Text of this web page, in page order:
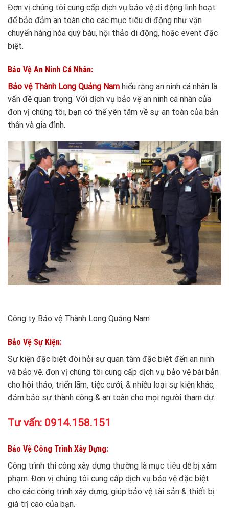
Đơn vị chúng tôi cung cấp dịch vụ bảo vệ di động linh hoạt
để bảo đảm an toàn cho các mục tiêu di động như vận
chuyển hàng hóa quý báu, hội thảo di động, hoặc event đặc
biệt.
Bảo Vệ An Ninh Cá Nhân:
Bảo vệ Thành Long Quảng Nam hiểu rằng an ninh cá nhân là
vấn đề quan trọng. Với dịch vụ bảo vệ an ninh cá nhân của
đơn vị chúng tôi, bạn có thể yên tâm về sự an toàn của bản
thân và gia đình.
Công ty Bảo vệ Thành Long Quảng Nam
Bảo Vệ Sự Kiện:
Sự kiện đặc biệt đòi hỏi sự quan tâm đặc biệt đến an ninh
và bảo vệ. đơn vị chúng tôi cung cấp dịch vụ bảo vệ bài bản
cho hội thảo, triển lãm, tiệc cưới, & nhiều loại sự kiện khác,
đảm bảo sự thành công & an toàn cho mọi người tham dự.
Tư vấn: 0914.158.151
Bảo Vệ Công Trình Xây Dựng:
Công trình thi công xây dựng thường là mục tiêu dễ bị xâm
phạm. Đơn vị chúng tôi cung cấp dịch vụ bảo vệ đặc biệt
cho các công trình xây dựng, giúp bảo vệ tài sản & thiết bị
giá trị cao của bạn.